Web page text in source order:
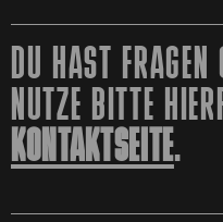
DU HAST FRAGEN
NUTZE BITTE
KONTAKTSEITE.